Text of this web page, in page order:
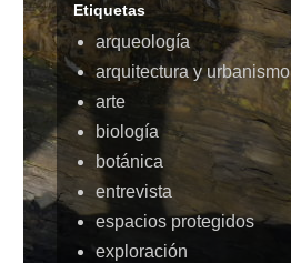
Etiquetas
arqueología
arquitectura y urbanismo
arte
biología
botánica
entrevista
espacios protegidos
exploración